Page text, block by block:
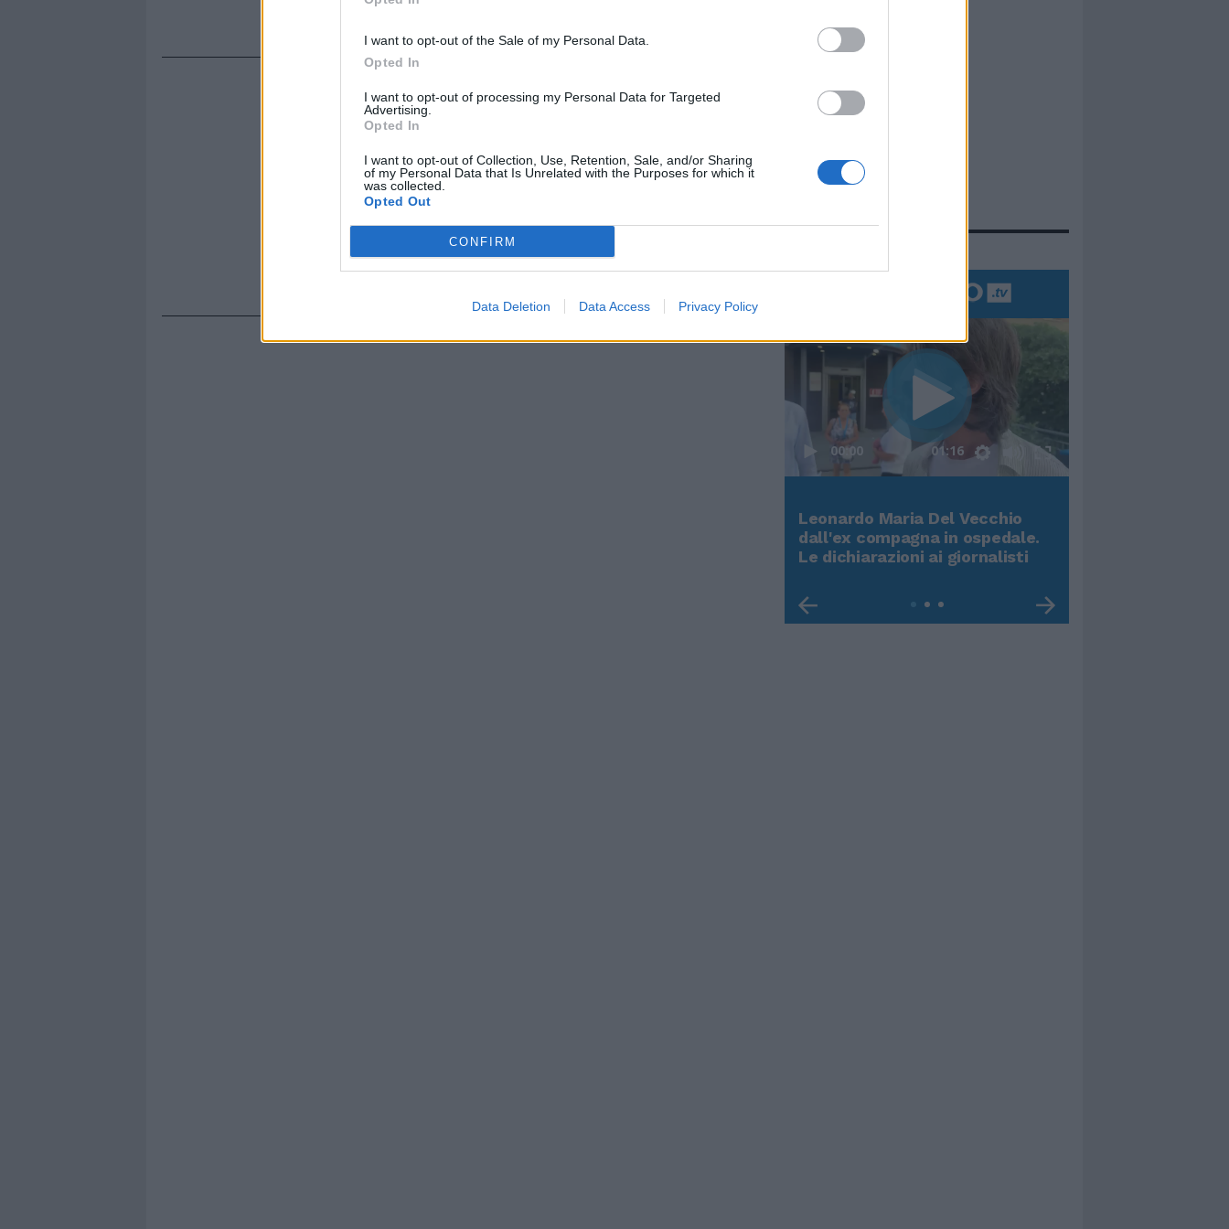
I want to opt-out of the Sale of my Personal Data.
Opted In
I want to opt-out of processing my Personal Data for Targeted
Advertising.
Opted In
I want to opt-out of Collection, Use, Retention, Sale, and/or Sharing
of my Personal Data that Is Unrelated with the Purposes for which it
was collected.
Opted Out
CONFIRM
Data Deletion Data Access Privacy Policy
00:00 01:16
Leonardo Maria Del Vecchio
dall'ex compagna in ospedale.
Le dichiarazioni ai giornalisti